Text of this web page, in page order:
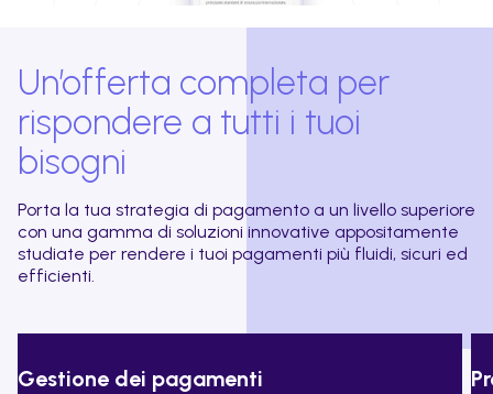
Un’offerta completa per
rispondere a tutti i tuoi
bisogni
Porta la tua strategia di pagamento a un livello superiore
con una gamma di soluzioni innovative appositamente
studiate per rendere i tuoi pagamenti più fluidi, sicuri ed
efficienti.
Gestione dei pagamenti